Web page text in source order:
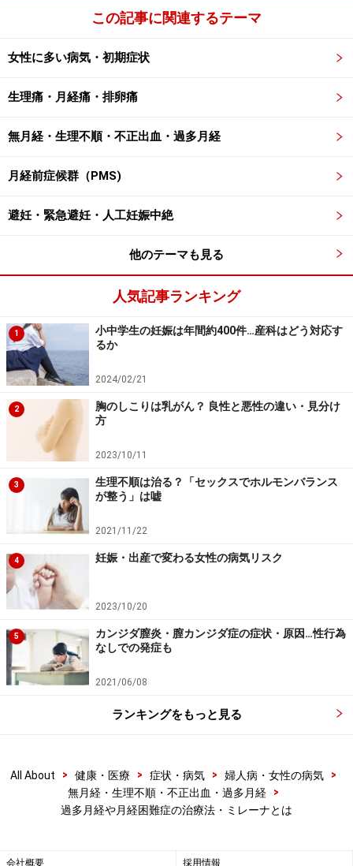
ミレーナは子宮内にのみホルモン作用があるので、血液
中にはほとんどホルモンが入りません。ピルで気になる
むくみ、吐き気、頭痛等の副作用が出にくくなっていま
す。 また、黄体ホルモン単剤なので、ピルで心配されて
いる血栓症のリスクもなく、高血圧の方、肥満傾向の
方、喫煙している方に使用しやすいという点がメリット
です。また、毎日服用するわずわらしさもありません。
ほとんど出血がなくなり、10人に2人の人は生理の出血
自体がなくなるといわれています。生理痛が軽くなり、
が無いだけで、生理を起こすような性周期は体の中で保
たれます。排卵も起こりますが、着床に必要な、子宮内
膜が薄くなるため、妊娠しません。避妊率は99.9％で、
ピルのように飲み忘れによる失敗もありません。
5年間有効ではありますが、妊娠を希望することになっ
たら除去することにより、すぐ妊娠することが可能で
す。当然、妊娠や胎児に影響はありません。
ミレーナのデメリット…初期の断続的な出
血と挿入時の痛み
最初の1～3ヶ月は断続的に出血が続きます。その量もひ
とそれぞれですが、これは薬剤の効果なので心配はいり
ません。また、子宮内部のかたちのゆがみや変形がある
と脱出してしまうことがあります。挿入時は軽い痛みを
伴うことが予想されます。
この記事に関連するテーマ
女性に多い病気・初期症状
生理痛・月経痛・排卵痛
無月経・生理不順・不正出血・過多月経
月経前症候群（PMS)
避妊・緊急避妊・人工妊娠中絶
他のテーマも見る
人気記事ランキング
1
小中学生の妊娠は年間約400件…産科はどう対応す
るか
2024/02/21
2
胸のしこりは乳がん？ 良性と悪性の違い・見分け
方
2023/10/11
3
生理不順は治る？「セックスでホルモンバランス
が整う」は嘘
2021/11/22
4 妊娠・出産で変わる女性の病気リスク
2023/10/20
5
カンジダ膣炎・膣カンジダ症の症状・原因…性行為
なしでの発症も
2021/06/08
ランキングをもっと見る
All About > 健康・医療 > 症状・病気 > 婦人病・女性の病気
>
無月経・生理不順・不正出血・過多月経
>
過多月経や月経困難症の治療法・ミレーナとは
会社概要 採用情報